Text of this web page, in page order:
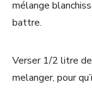
mélange
battre.
Verser 1/2 litre
melanger, pour